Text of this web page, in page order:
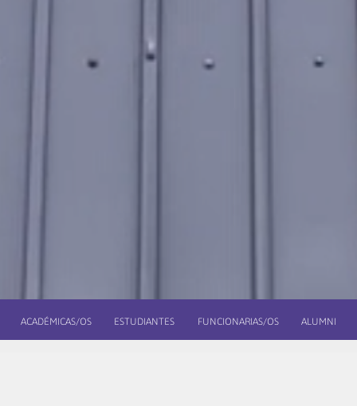
ACADÉMICAS/OS ESTUDIANTES FUNCIONARIAS/OS ALUMNI